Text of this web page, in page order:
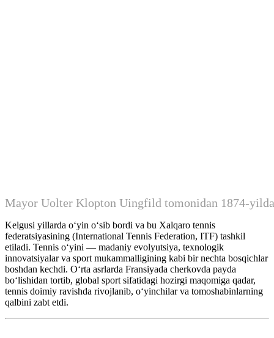
Mayor Uolter Klopton Uingfild tomonidan 1874-
Kelgusi yillarda oʻyin oʻsib bordi va bu Xalqaro tennis
federatsiyasining (International Tennis Federation, ITF) tashkil
etiladi. Tennis oʻyini — madaniy evolyutsiya, texnologik
innovatsiyalar va sport mukammalligining kabi bir nechta bosqichlar
boshdan kechdi. Oʻrta asrlarda Fransiyada cherkovda payda
boʻlishidan tortib, global sport sifatidagi hozirgi maqomiga qadar,
tennis doimiy ravishda rivojlanib, oʻyinchilar va tomoshabinlarning
qalbini zabt etdi.